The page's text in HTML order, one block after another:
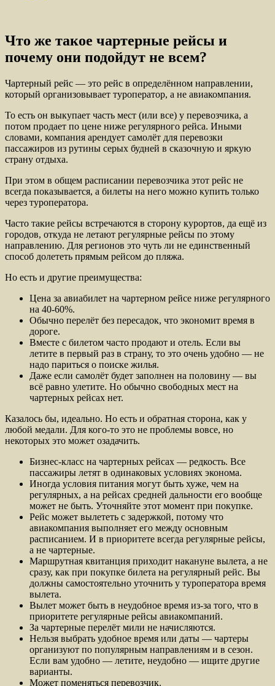
Что же такое чартерные рейсы и
почему они подойдут не всем?
Чартерный рейс — это рейс в определённом направлении,
который организовывает туроператор, а не авиакомпания.
То есть он выкупает часть мест (или все) у перевозчика, а
потом продает по цене ниже регулярного рейса. Иными
словами, компания арендует самолёт для перевозки
пассажиров из рутины серых будней в сказочную и яркую
страну отдыха.
При этом в общем расписании перевозчика этот рейс не
всегда показывается, а билеты на него можно купить только
через туроператора.
Часто такие рейсы встречаются в сторону курортов, да ещё из
городов, откуда не летают регулярные рейсы по этому
направлению. Для регионов это чуть ли не единственный
способ долететь прямым рейсом до пляжа.
Но есть и другие преимущества:
Цена за авиабилет на чартерном рейсе ниже регулярного
на 40-60%.
Обычно перелёт без пересадок, что экономит время в
дороге.
Вместе с билетом часто продают и отель. Если вы
летите в первый раз в страну, то это очень удобно — не
надо париться о поиске жилья.
Даже если самолёт будет заполнен на половину — вы
всё равно улетите. Но обычно свободных мест на
чартерных рейсах нет.
Казалось бы, идеально. Но есть и обратная сторона, как у
любой медали. Для кого-то это не проблемы вовсе, но
некоторых это может озадачить.
Бизнес-класс на чартерных рейсах — редкость. Все
пассажиры летят в одинаковых условиях эконома.
Иногда условия питания могут быть хуже, чем на
регулярных, а на рейсах средней дальности его вообще
может не быть. Уточняйте этот момент при покупке.
Рейс может вылететь с задержкой, потому что
авиакомпания выполняет его между основным
расписанием. И в приоритете всегда регулярные рейсы,
а не чартерные.
Маршрутная квитанция приходит накануне вылета, а не
сразу, как при покупке билета на регулярный рейс. Вы
должны самостоятельно уточнить у туроператора время
вылета.
Вылет может быть в неудобное время из-за того, что в
приоритете регулярные рейсы авиакомпаний.
За чартерные перелёт мили не начисляются.
Нельзя выбрать удобное время или даты — чартеры
организуют по популярным направлениям и в сезон.
Если вам удобно — летите, неудобно — ищите другие
варианты.
Может поменяться перевозчик.